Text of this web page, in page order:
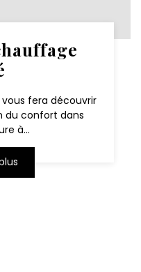
fera découvrir
du confort dans
à...